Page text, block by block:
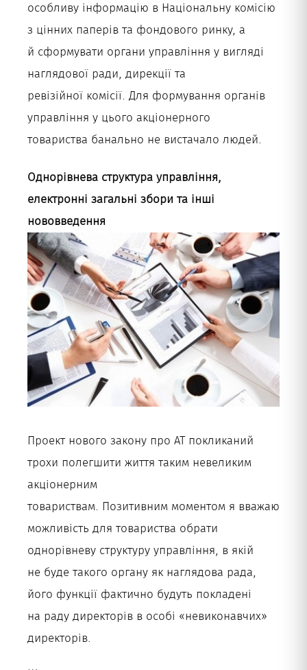
особливу інформацію в Національну комісію
з цінних паперів та фондового ринку, а
й сформувати органи управління у вигляді
наглядової ради, дирекції та
ревізійної комісії. Для формування органів
управління у цього акціонерного
товариства банально не вистачало людей.
Однорівнева структура управління,
електронні загальні збори та інші
нововведення
Проект нового закону про АТ покликаний
трохи полегшити життя таким невеликим
акціонерним
товариствам. Позитивним моментом я вважаю
можливість для товариства обрати
однорівневу структуру управління, в якій
не буде такого органу як наглядова рада,
його функції фактично будуть покладені
на раду директорів в особі «невиконавчих»
директорів.